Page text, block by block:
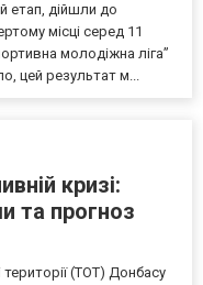
етап, дійшли до
місці серед 11
молодіжна ліга”
цей результат м...
кризі:
та прогноз
(ТОТ) Донбасу